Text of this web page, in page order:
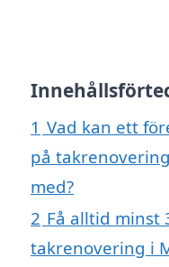
1 Vad kan ett
på
med?
2 Få alltid minst
takrenovering i